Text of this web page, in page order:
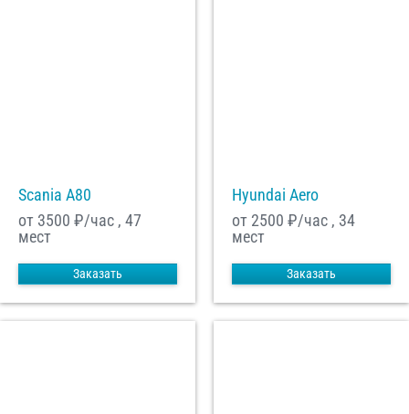
Scania A80
от 3500 ₽/час , 47
мест
Заказать
Hyundai Aero
от 2500 ₽/час , 34
мест
Заказать